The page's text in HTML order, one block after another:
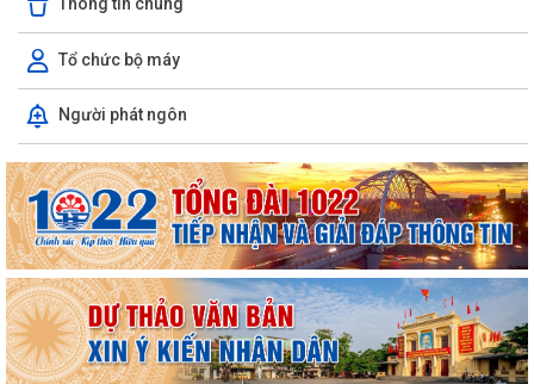
Tổ chức bộ máy
Người phát ngôn
đồng nhân dân thành phố đối với...
Về việc danh mục TTHC đã cung cấp DVCTT và TTHC chưa đủ điều
kiện cung cấp DVCTT trên Cổng Dịch vụ...
Xã Bình Giang tổ chức lấy mẫu ADN tại các phần mộ liệt sĩ chưa xác
định được thông tin
Công khai Nghị Quyết quy định về lệ phí đăng ký kinh doanh trên địa
bàn thành phố Hải Phòng